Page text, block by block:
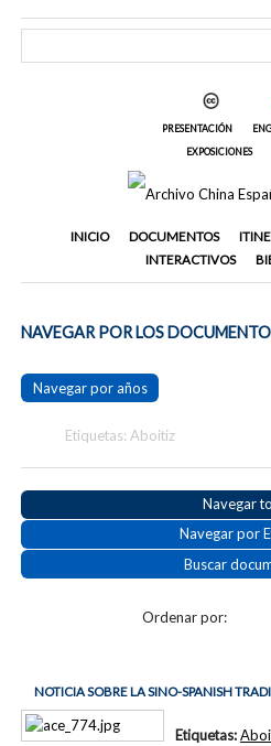
PRESENTACIÓN
EXPOSICIONES
INICIO DOCUMENTOS
INTERACTIVOS
NAVEGAR POR LOS
Navegar por años
Etiquetas: Aboitiz
Navegar
Navegar por
Buscar
Ordenar por:
NOTICIA SOBRE LA SINO-SPANISH
Etiquetas: